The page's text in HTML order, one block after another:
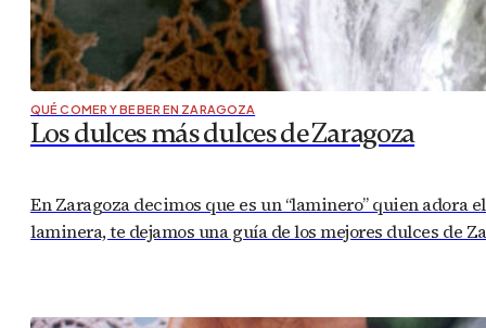
QUÉ COMER Y BEBER EN ZARAGOZA
Los dulces más dulces de Zaragoza
En Zaragoza decimos que es un “laminero” quien adora
laminera, te dejamos una guía de los mejores dulces de